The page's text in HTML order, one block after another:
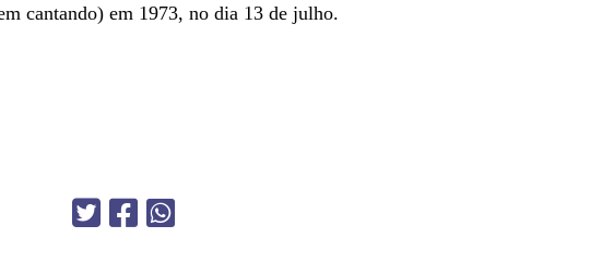
cantando) em 1973, no dia 13 de julho.